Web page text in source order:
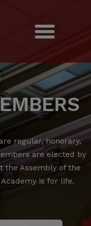
regular, honorary,
are elected by
the Assembly of the
is for life.